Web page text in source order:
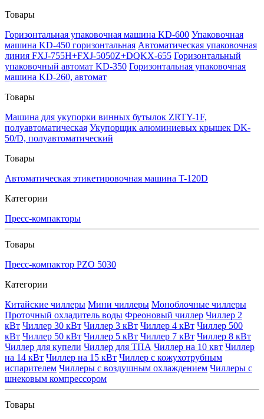
Товары
Горизонтальная упаковочная машина KD-600 Упаковочная
машина KD-450 горизонтальная Автоматическая упаковочная
линия FXJ-755H+FXJ-5050Z+DQKX-655 Горизонтальный
упаковочный автомат KD-350 Горизонтальная упаковочная
машина KD-260, автомат
Товары
Машина для укупорки винных бутылок ZRTY-1F,
полуавтоматическая Укупорщик алюминиевых крышек DK-
50/D, полуавтоматический
Товары
Автоматическая этикетировочная машина T-120D
Категории
Пресс-компакторы
Товары
Пресс-компактор PZO 5030
Категории
Китайские чиллеры Мини чиллеры Моноблочные чиллеры
Проточный охладитель воды Фреоновый чиллер Чиллер 2
кВт Чиллер 30 кВт Чиллер 3 кВт Чиллер 4 кВт Чиллер 500
кВт Чиллер 50 кВт Чиллер 5 кВт Чиллер 7 кВт Чиллер 8 кВт
Чиллер для купели Чиллер для ТПА Чиллер на 10 квт Чиллер
на 14 кВт Чиллер на 15 кВт Чиллер с кожухотрубным
испарителем Чиллеры с воздушным охлаждением Чиллеры с
шнековым компрессором
Товары